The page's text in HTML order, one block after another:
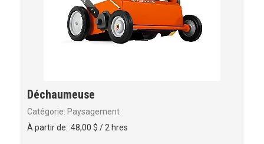
Déchaumeuse
Catégorie: Paysagement
À partir de: 48,00 $ / 2 hres